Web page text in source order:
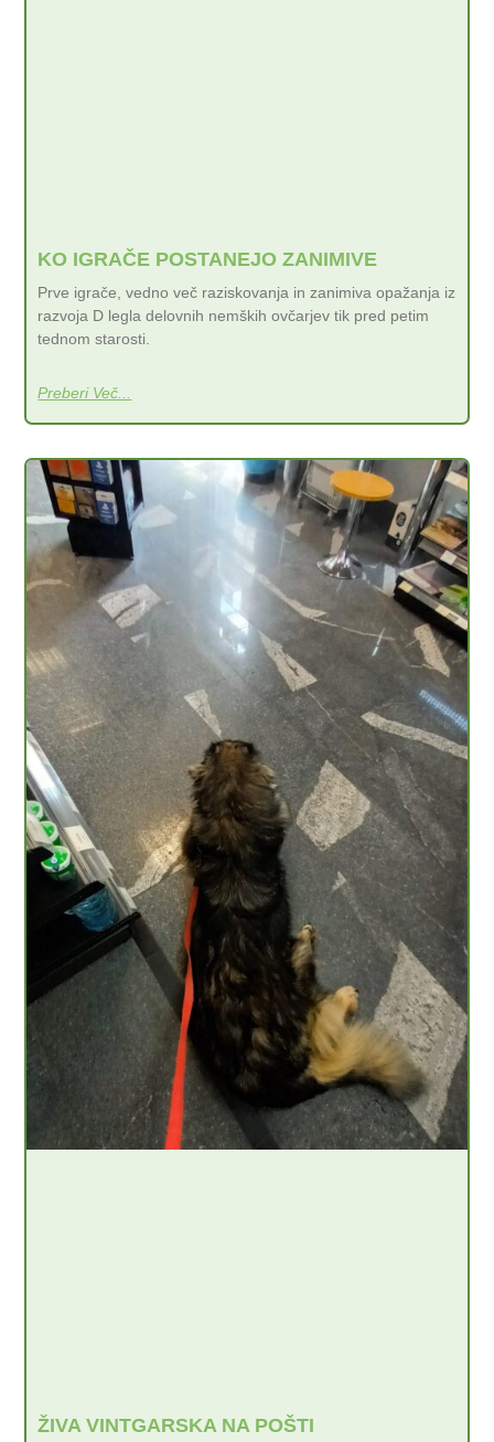
KO IGRAČE POSTANEJO ZANIMIVE
Prve igrače, vedno več raziskovanja in zanimiva opažanja iz
razvoja D legla delovnih nemških ovčarjev tik pred petim
tednom starosti.
Preberi Več...
ŽIVA VINTGARSKA NA POŠTI